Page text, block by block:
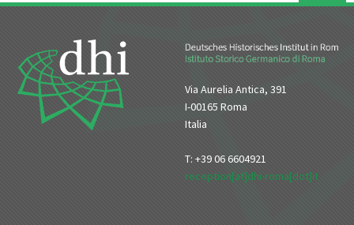
Via Aurelia Antica, 391
I-00165 Roma
Italia
T: +39 06 6604921
reception[at]dhi-roma[dot]it